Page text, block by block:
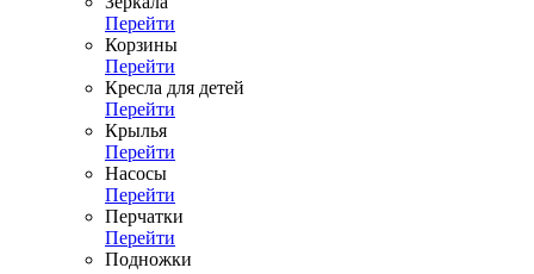
Перейти
Корзины
Перейти
Кресла для детей
Перейти
Крылья
Перейти
Насосы
Перейти
Перчатки
Перейти
Подножки